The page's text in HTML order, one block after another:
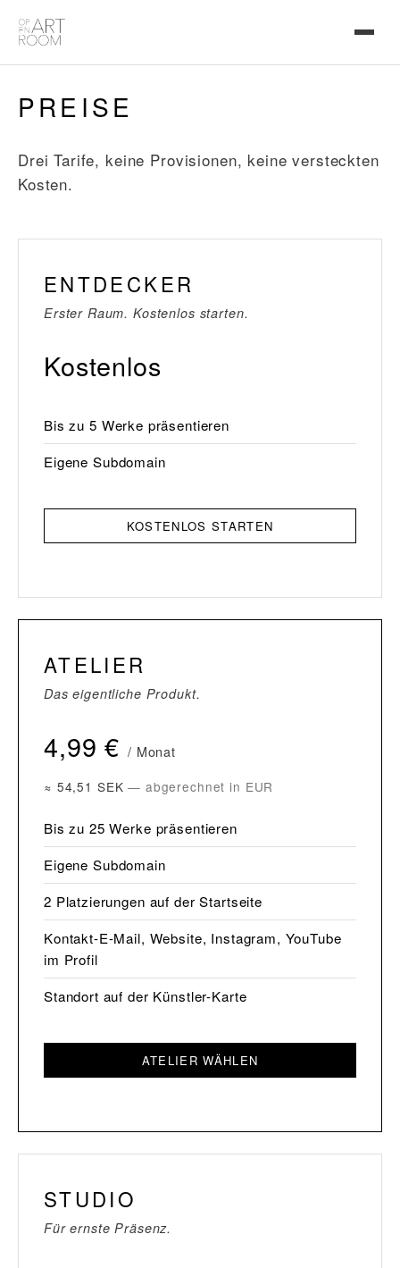
PREISE
Drei Tarife, keine Provisionen, keine versteckten
Kosten.
ENTDECKER
Erster Raum. Kostenlos starten.
Kostenlos
Bis zu 5 Werke präsentieren
Eigene Subdomain
KOSTENLOS STARTEN
ATELIER
Das eigentliche Produkt.
4,99 € / Monat
≈ 54,51 SEK— abgerechnet in EUR
Bis zu 25 Werke präsentieren
Eigene Subdomain
2 Platzierungen auf der Startseite
Kontakt-E-Mail, Website, Instagram, YouTube
im Profil
Standort auf der Künstler-Karte
ATELIER WÄHLEN
STUDIO
Für ernste Präsenz.